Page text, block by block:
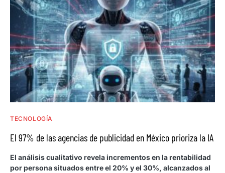
TECNOLOGÍA
El 97% de las agencias de publicidad en México prioriza la IA
El análisis cualitativo revela incrementos en la rentabilidad
por persona situados entre el 20% y el 30%, alcanzados al